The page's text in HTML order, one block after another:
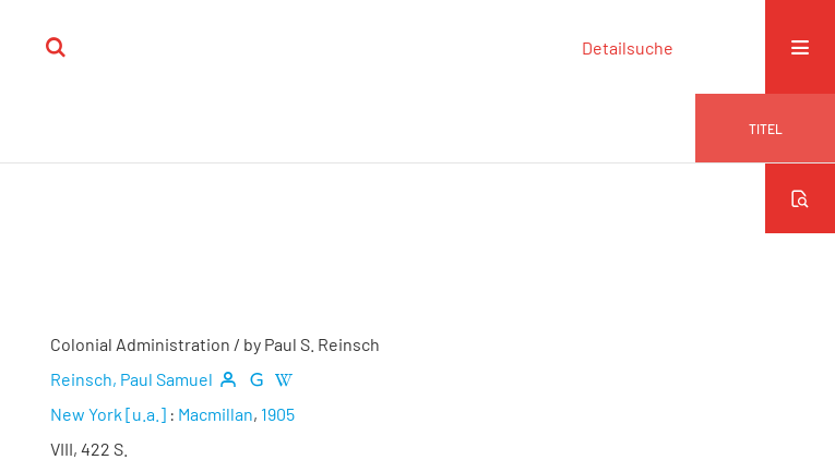
Detailsuche
TITEL
Colonial Administration / by Paul S. Reinsch
Reinsch, Paul Samuel
New York [u.a.] : Macmillan, 1905
VIII, 422 S.